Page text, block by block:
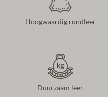
Hoogwaardig rundleer
Duurzaam leer